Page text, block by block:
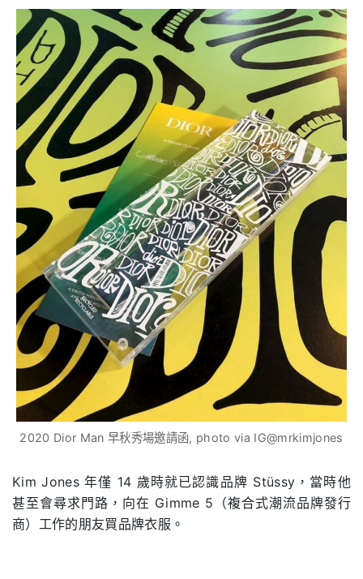
2020 Dior Man 早秋秀場邀請函, photo via IG@mrkimjones
Kim Jones年僅 14 歲時就已認識品牌 Stüssy ，當時他
甚至會尋求門路，向在 Gimme 5 （複合式潮流品牌發行
商）工作的朋友買品牌衣服。